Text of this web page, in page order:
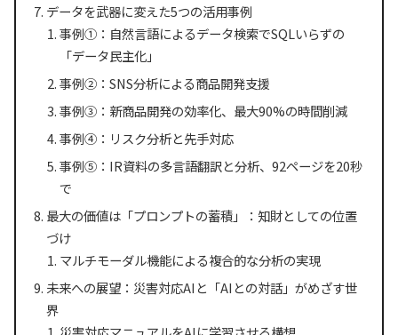
データを武器に変えた5つの活用事例
事例①：自然言語によるデータ検索でSQLいらずの
「データ民主化」
事例②：SNS分析による商品開発支援
事例③：新商品開発の効率化、最大90%の時間削減
事例④：リスク分析と先手対応
事例⑤：IR資料の多言語翻訳と分析、92ページを20秒
で
最大の価値は「プロンプトの蓄積」：知財としての位置
づけ
マルチモーダル機能による複合的な分析の実現
未来への展望：災害対応AIと「AIとの対話」がめざす世
界